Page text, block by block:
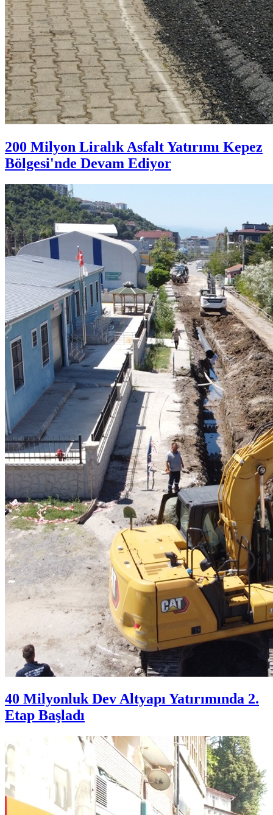
200 Milyon Liralık Asfalt Yatırımı Kepez
Bölgesi'nde Devam Ediyor
40 Milyonluk Dev Altyapı Yatırımında 2.
Etap Başladı